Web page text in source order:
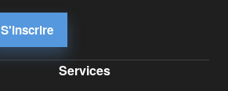
S'inscrire
Services